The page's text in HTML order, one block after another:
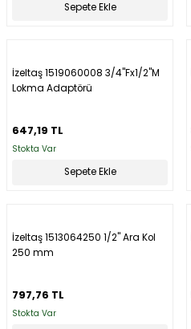
Sepete Ekle
İzeltaş 1519060008 3/4''Fx1/2''M
Lokma Adaptörü
647,19 TL
Stokta Var
Sepete Ekle
İzeltaş 1513064250 1/2'' Ara Kol
250 mm
797,76 TL
Stokta Var